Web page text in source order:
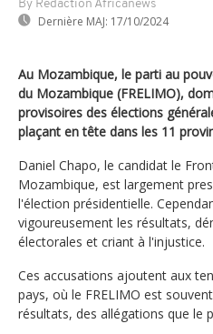
By Rédaction Africanews
Dernière MAJ: 17/10/2024
Au Mozambique, le parti au
du Mozambique (FRELIMO),
provisoires des élections
plaçant en tête dans les 11
Daniel Chapo, le candidat le
Mozambique, est largement
l'élection présidentielle.
vigoureusement les résultats,
électorales et criant à l'injustice.
Ces accusations ajoutent aux
pays, où le FRELIMO est
résultats, des allégations que le